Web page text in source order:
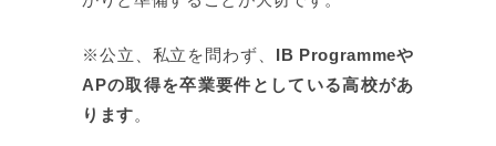
※公立、私立を問わず、 IB Programmeや
APの取得を卒業要件としている高校があ
ります。